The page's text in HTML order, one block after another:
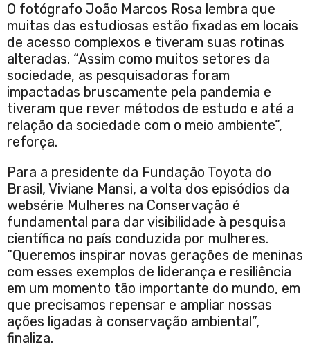
O fotógrafo João Marcos Rosa lembra que
muitas das estudiosas estão fixadas em locais
de acesso complexos e tiveram suas rotinas
alteradas. “Assim como muitos setores da
sociedade, as pesquisadoras foram
impactadas bruscamente pela pandemia e
tiveram que rever métodos de estudo e até a
relação da sociedade com o meio ambiente”,
reforça.
Para a presidente da Fundação Toyota do
Brasil, Viviane Mansi, a volta dos episódios da
websérie Mulheres na Conservação é
fundamental para dar visibilidade à pesquisa
científica no país conduzida por mulheres.
“Queremos inspirar novas gerações de meninas
com esses exemplos de liderança e resiliência
em um momento tão importante do mundo, em
que precisamos repensar e ampliar nossas
ações ligadas à conservação ambiental”,
finaliza.